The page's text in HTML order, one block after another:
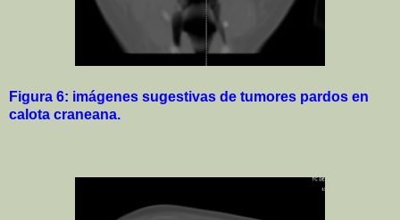
Figura 6: imágenes sugestivas de tumores pardos en
calota craneana.